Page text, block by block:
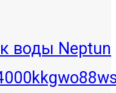
воды Neptun